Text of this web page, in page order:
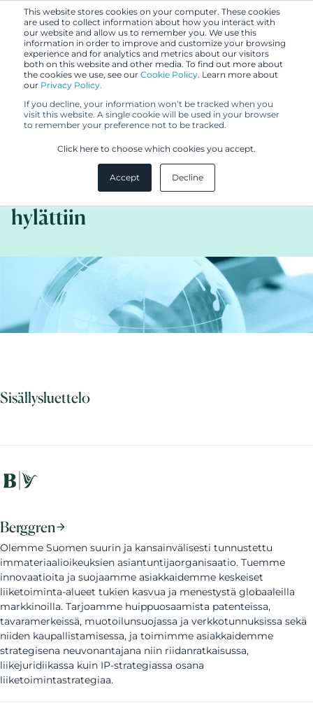
This website stores cookies on your computer. These cookies
are used to collect information about how you interact with
our website and allow us to remember you. We use this
information in order to improve and customize your browsing
experience and for analytics and metrics about our visitors
both on this website and other media. To find out more about
the cookies we use, see our Cookie Policy. Learn more about
our Privacy Policy.
If you decline, your information won’t be tracked when you
visit this website. A single cookie will be used in your browser
to remember your preference not to be tracked.
Click here to choose which cookies you accept.
Accept Decline
30.9.2015
Luksusmerkin ja ketjuliikkeen
mallioikeudet vastakkain –
H&M:n mitättömyysvaatimus
hylättiin
Sisällysluettelo
Berggren
Olemme Suomen suurin ja kansainvälisesti tunnustettu
immateriaalioikeuksien asiantuntijaorganisaatio. Tuemme
innovaatioita ja suojaamme asiakkaidemme keskeiset
liiketoiminta-alueet tukien kasvua ja menestystä globaaleilla
markkinoilla. Tarjoamme huippuosaamista patenteissa,
tavaramerkeissä, muotoilunsuojassa ja verkkotunnuksissa sekä
niiden kaupallistamisessa, ja toimimme asiakkaidemme
strategisena neuvonantajana niin riidanratkaisussa,
liikejuridiikassa kuin IP-strategiassa osana
liiketoimintastrategiaa.